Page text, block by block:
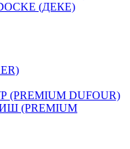
(ДЕКЕ)
DUFOUR)
(PREMIUM